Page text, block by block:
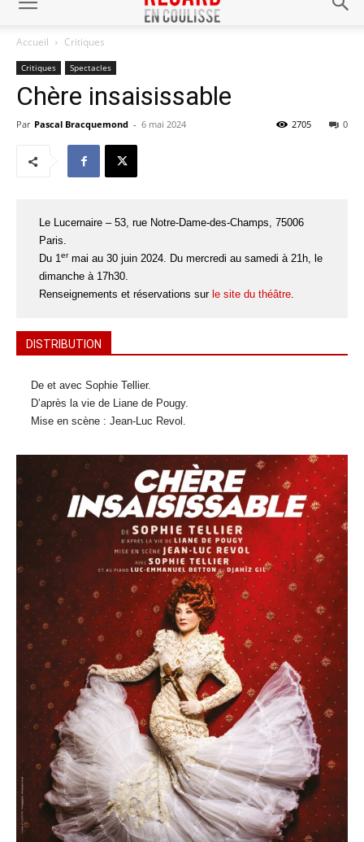
Accueil Critiques
Critiques Spectacles
Chère insaisissable
Par Pascal Bracquemond - 6 mai 2024 0
2705
Le Lucernaire – 53, rue Notre-Dame-des-Champs, 75006
Paris.
Du 1ermai au 30 juin 2024. Du mercredi au samedi à 21h, le
dimanche à 17h30.
Renseignements et réservations sur le site du théâtre.
DISTRIBUTION
De et avec Sophie Tellier.
D’après la vie de Liane de Pougy.
Mise en scène : Jean-Luc Revol.